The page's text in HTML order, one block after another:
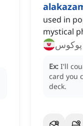
used in
mystical
پوکوس
Ex: I'll
card you
deck.